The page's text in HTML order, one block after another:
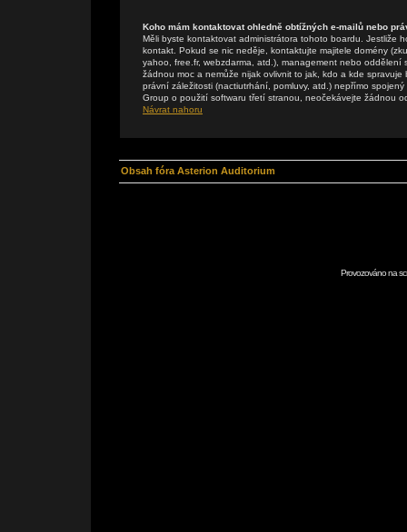
Koho mám kontaktovat ohledně obtížných e-mailů nebo
Měli byste kontaktovat administrátora tohoto boardu. Jestliže
kontakt. Pokud se nic neděje, kontaktujte majitele domény
yahoo, free.fr, webzdarma, atd.), management nebo
žádnou moc a nemůže nijak ovlivnit to jak, kdo a kde
právní záležitosti (nactiutrhání, pomluvy, atd.) nepřímo
Group o použití softwaru třetí stranou, neočekávejte žádnou
Návrat nahoru
Obsah fóra Asterion Auditorium
Provozováno na